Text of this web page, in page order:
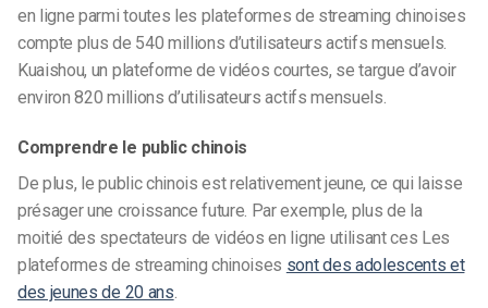
en ligne parmi toutes les plateformes de streaming chinoises
compte plus de 540 millions d’utilisateurs actifs mensuels.
Kuaishou, un plateforme de vidéos courtes, se targue d’avoir
environ 820millions d’utilisateurs actifs mensuels.
Comprendre le public chinois
De plus, le public chinois est relativement jeune, ce qui laisse
présager une croissance future. Par exemple, plus de la
moitié des spectateurs de vidéos en ligne utilisant ces Les
plateformes de streaming chinoises sont des adolescents et
des jeunes de 20 ans